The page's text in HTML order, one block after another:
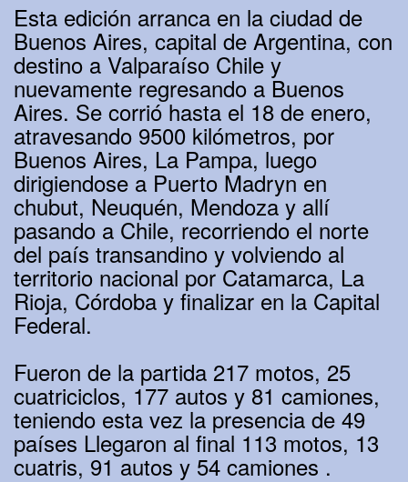
Esta edición arranca en la ciudad de
Buenos Aires, capital de Argentina, con
destino a Valparaíso Chile y
nuevamente regresando a Buenos
Aires. Se corrió hasta el 18 de enero,
atravesando 9500 kilómetros, por
Buenos Aires, La Pampa, luego
dirigiendose a Puerto Madryn en
chubut, Neuquén, Mendoza y allí
pasando a Chile, recorriendo el norte
del país transandino y volviendo al
territorio nacional por Catamarca, La
Rioja, Córdoba y finalizar en la Capital
Federal.
Fueron de la partida 217 motos, 25
cuatriciclos, 177 autos y 81 camiones,
teniendo esta vez la presencia de 49
países Llegaron al final 113 motos, 13
cuatris, 91 autos y 54 camiones .